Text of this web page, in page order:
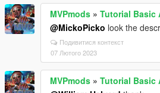
MVPmods » Tutorial Basic
@MickoPicko look the
Подивитися контекст
07 Лютого 2023
MVPmods » Tutorial Basic